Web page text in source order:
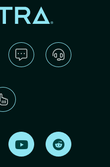
Find us on LinkedInFind us on Youtube